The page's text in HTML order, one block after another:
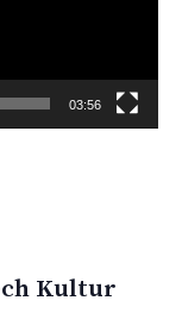
03:56
Kultur